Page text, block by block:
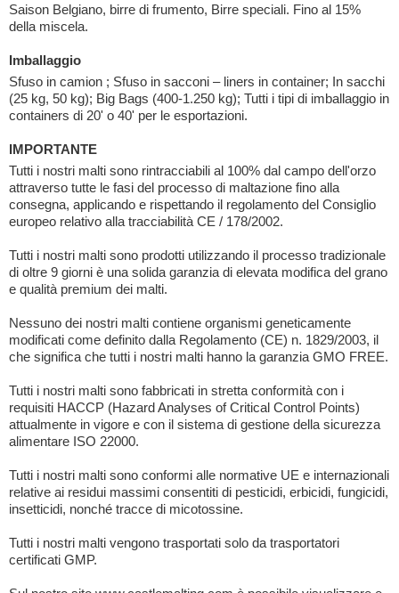
Saison Belgiano, birre di frumento, Birre speciali. Fino al 15%
della miscela.
Imballaggio
Sfuso in camion ; Sfuso in sacconi – liners in container; In sacchi
(25 kg, 50 kg); Big Bags (400-1.250 kg); Tutti i tipi di imballaggio in
containers di 20' o 40' per le esportazioni.
IMPORTANTE
Tutti i nostri malti sono rintracciabili al 100% dal campo dell'orzo
attraverso tutte le fasi del processo di maltazione fino alla
consegna, applicando e rispettando il regolamento del Consiglio
europeo relativo alla tracciabilità CE / 178/2002.
Tutti i nostri malti sono prodotti utilizzando il processo tradizionale
di oltre 9 giorni è una solida garanzia di elevata modifica del grano
e qualità premium dei malti.
Nessuno dei nostri malti contiene organismi geneticamente
modificati come definito dalla Regolamento (CE) n. 1829/2003, il
che significa che tutti i nostri malti hanno la garanzia GMO FREE.
Tutti i nostri malti sono fabbricati in stretta conformità con i
requisiti HACCP (Hazard Analyses of Critical Control Points)
attualmente in vigore e con il sistema di gestione della sicurezza
alimentare ISO 22000.
Tutti i nostri malti sono conformi alle normative UE e internazionali
relative ai residui massimi consentiti di pesticidi, erbicidi, fungicidi,
insetticidi, nonché tracce di micotossine.
Tutti i nostri malti vengono trasportati solo da trasportatori
certificati GMP.